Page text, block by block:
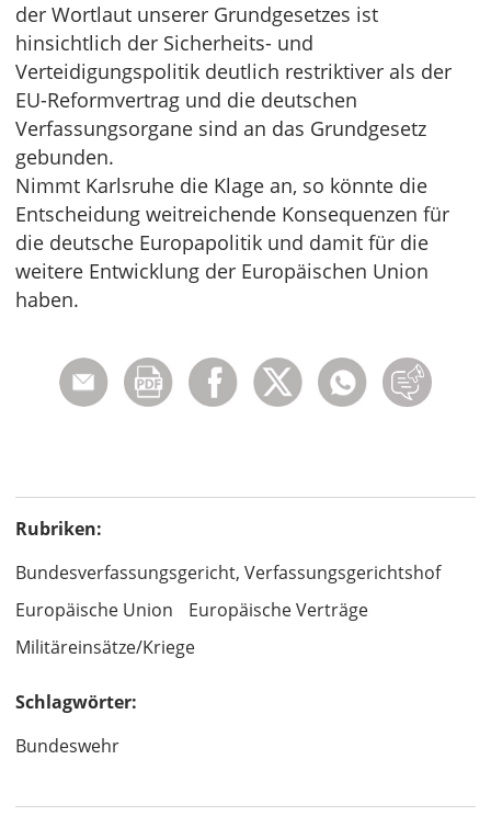
der Wortlaut unserer Grundgesetzes ist
hinsichtlich der Sicherheits- und
Verteidigungspolitik deutlich restriktiver als der
EU-Reformvertrag und die deutschen
Verfassungsorgane sind an das Grundgesetz
gebunden.
Nimmt Karlsruhe die Klage an, so könnte die
Entscheidung weitreichende Konsequenzen für
die deutsche Europapolitik und damit für die
weitere Entwicklung der Europäischen Union
haben.
Rubriken:
Bundesverfassungsgericht, Verfassungsgerichtshof
Europäische Union
Europäische Verträge
Militäreinsätze/Kriege
Schlagwörter:
Bundeswehr